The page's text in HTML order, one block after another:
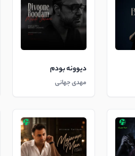
دیوونه بودم
مهدی جهانی